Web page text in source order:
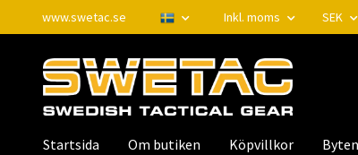
www.swetac.se Inkl. moms SEK
Startsida Om butiken Köpvillkor